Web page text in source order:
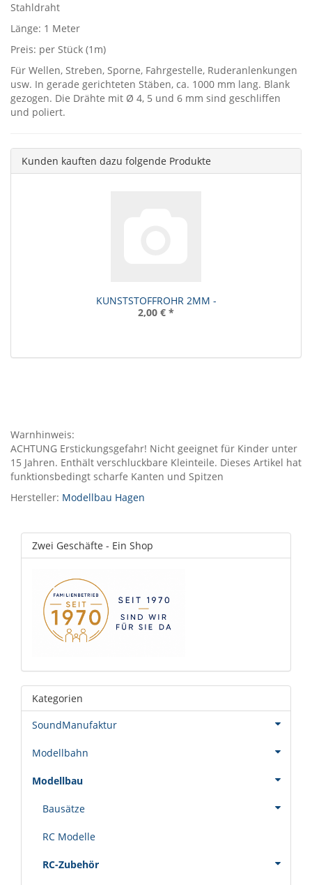
Stahldraht
Länge: 1 Meter
Preis: per Stück (1m)
Für Wellen, Streben, Sporne, Fahrgestelle, Ruderanlenkungen
usw. In gerade gerichteten Stäben, ca. 1000 mm lang. Blank
gezogen. Die Drähte mit Ø 4, 5 und 6 mm sind geschliffen
und poliert.
Kunden kauften dazu folgende Produkte
KUNSTSTOFFROHR 2MM -
2,00 € *
Warnhinweis:
ACHTUNG Erstickungsgefahr! Nicht geeignet für Kinder unter
15 Jahren. Enthält verschluckbare Kleinteile. Dieses Artikel hat
funktionsbedingt scharfe Kanten und Spitzen
Hersteller: Modellbau Hagen
Zwei Geschäfte - Ein Shop
Kategorien
SoundManufaktur
Modellbahn
Modellbau
Bausätze
RC Modelle
RC-Zubehör